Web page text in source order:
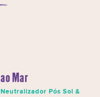
Mar
Pós Sol &